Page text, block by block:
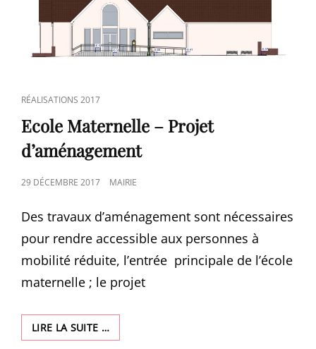
CAT
LINKS
RÉALISATIONS 2017
Ecole Maternelle – Projet
d’aménagement
POSTED
29 DÉCEMBRE 2017 MAIRIE
Des travaux d’aménagement sont nécessaires
pour rendre accessible aux personnes à
mobilité réduite, l’entrée principale de l’école
maternelle ; le projet
LIRE LA SUITE …ECOLE
MATERNELLE